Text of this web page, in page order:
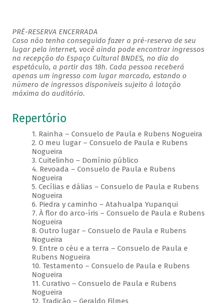
PRÉ-RESERVA ENCERRADA
Caso não tenha conseguido fazer a pré-reserva de seu
lugar pela internet, você ainda pode encontrar ingressos
na recepção do Espaço Cultural BNDES, no dia do
espetáculo, a partir das 18h. Cada pessoa receberá
apenas um ingresso com lugar marcado, estando o
número de ingressos disponíveis sujeito à lotação
máxima do auditório.
Repertório
1. Rainha – Consuelo de Paula e Rubens Nogueira
2. O meu lugar – Consuelo de Paula e Rubens
Nogueira
3. Cuitelinho – Domínio público
4. Revoada – Consuelo de Paula e Rubens
Nogueira
5. Cecílias e dálias – Consuelo de Paula e Rubens
Nogueira
6. Piedra y caminho – Atahualpa Yupanqui
7. À flor do arco-íris – Consuelo de Paula e Rubens
Nogueira
8. Outro lugar – Consuelo de Paula e Rubens
Nogueira
9. Entre o céu e a terra – Consuelo de Paula e
Rubens Nogueira
10. Testamento – Consuelo de Paula e Rubens
Nogueira
11. Curativo – Consuelo de Paula e Rubens
Nogueira